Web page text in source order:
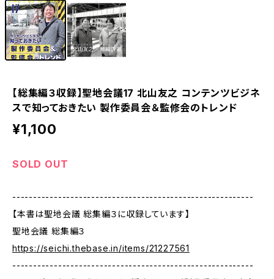
【総集編３収録】聖地会議17 北山友之 コンテンツビジネ
スで知っておきたい 製作委員会＆監修会のトレンド
¥1,100
SOLD OUT
----------------------------------------------------------
【本書は聖地会議 総集編３に収録しています】
聖地会議 総集編３
https://seichi.thebase.in/items/21227561
----------------------------------------------------------